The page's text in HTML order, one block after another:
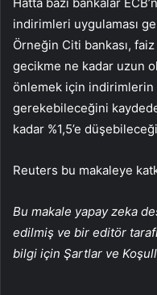
indirimleri uygulaması
Örneğin Citi bankası,
gecikme ne kadar uzun
önlemek için indirimlerin
gerekebileceğini
kadar %1,5’e
Reuters bu makaleye
Bu makale yapay zeka
edilmiş ve bir editör
bilgi için Şartlar ve